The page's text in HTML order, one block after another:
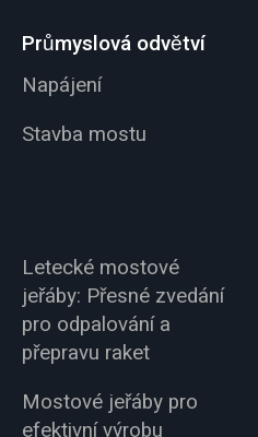
Průmyslová odvětví
Napájení
Stavba mostu
Letecké mostové
jeřáby: Přesné zvedání
pro odpalování a
přepravu raket
Mostové jeřáby pro
efektivní výrobu